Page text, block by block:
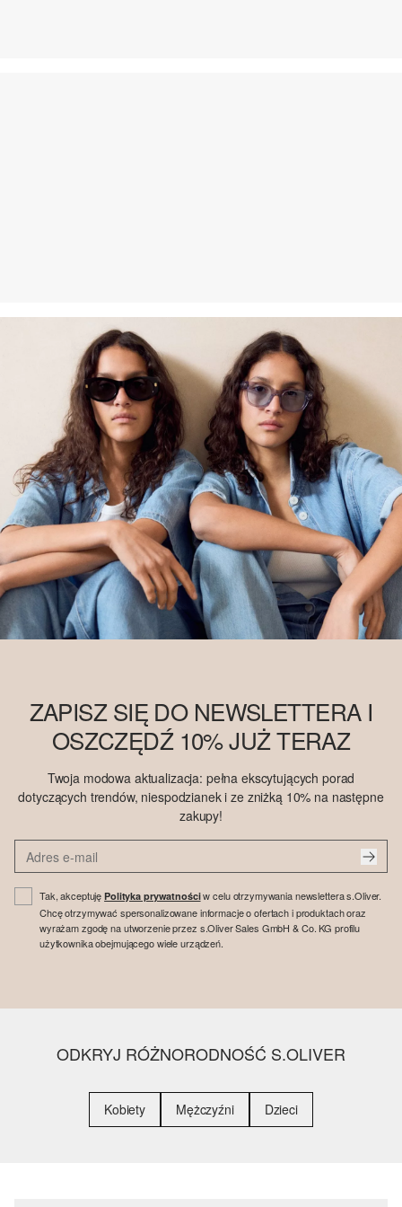
ZAPISZ SIĘ DO NEWSLETTERA I
OSZCZĘDŹ 10% JUŻ TERAZ
Twoja modowa aktualizacja: pełna ekscytujących porad
dotyczących trendów, niespodzianek i ze zniżką 10% na następne
zakupy!
Tak, akceptujęPolityka prywatnościw celu otrzymywania newslettera s.Oliver.
Chcę otrzymywać spersonalizowane informacje o ofertach i produktach oraz
wyrażam zgodę na utworzenie przez s.Oliver Sales GmbH & Co. KG profilu
użytkownika obejmującego wiele urządzeń.
ODKRYJ RÓŻNORODNOŚĆ S.OLIVER
Kobiety Mężczyźni Dzieci